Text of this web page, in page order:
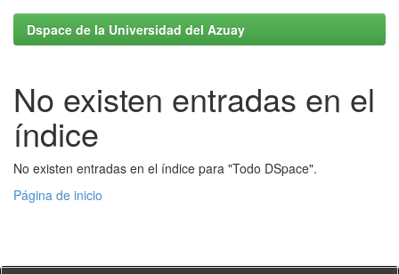
Dspace de la Universidad del Azuay
No existen entradas en el
índice
No existen entradas en el índice para "Todo DSpace".
Página de inicio